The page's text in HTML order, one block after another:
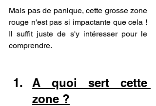
Mais pas de panique, cette grosse zone
rouge n'est pas si impactante que cela !
Il suffit juste de s'y intéresser pour le
comprendre.
A quoi sert cette
zone ?